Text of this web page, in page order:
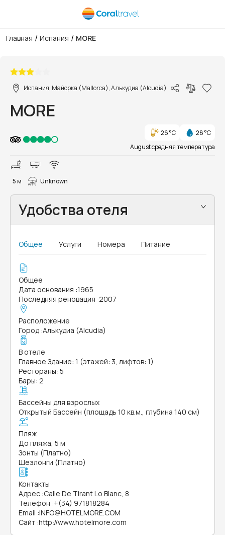
Главная / Испания / MORE
Испания, Майорка (Mallorca), Алькудиа (Alcudia)
MORE
26 °C
28 °C
August средняя температура
5 м Unknown
Удобства отеля
Общее Услуги Номера Питание
Общее
Дата основания :1965
Последняя реновация :2007
Расположение
Город :Алькудиа (Alcudia)
В отеле
Главное Здание: 1 (этажей: 3, лифтов: 1)
Рестораны: 5
Бары: 2
Бассейны для взрослых
Открытый Бассейн (площадь 10 кв.м., глубина 140 см)
Пляж
До пляжа, 5 м
Зонты (Платно)
Шезлонги (Платно)
Контакты
Адрес :Calle De Tirant Lo Blanc, 8
Телефон :+(34) 971818284
Email :INFO@HOTELMORE.COM
Сайт :http://www.hotelmore.com